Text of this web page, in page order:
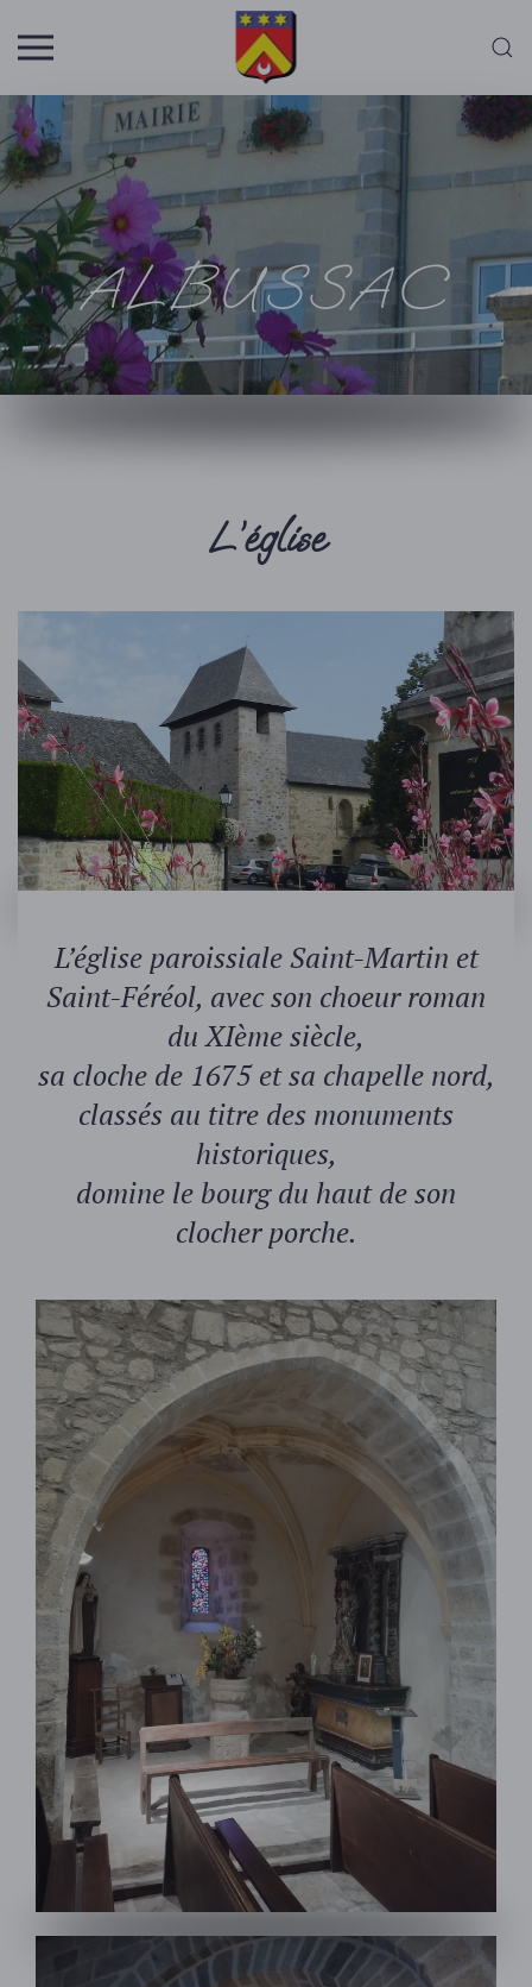
Skip to main content
ALBUSSAC
L’église
L’église paroissiale Saint-Martin et
Saint-Féréol, avec son choeur roman
du XIème siècle,
sa cloche de 1675 et sa chapelle nord,
classés au titre des monuments
historiques,
domine le bourg du haut de son
clocher porche.